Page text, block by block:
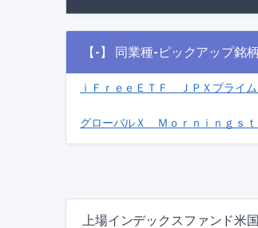
【-】 同業種-ピックアップ銘柄
ｉＦｒｅｅＥＴＦ ＪＰＸプライ
グローバルＸ Ｍｏｒｎｉｎｇｓ
上場インデックスファンド米